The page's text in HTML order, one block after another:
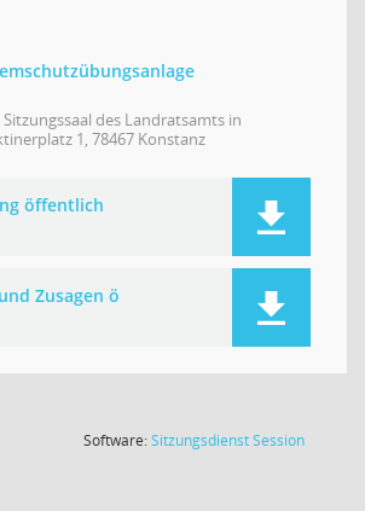
des Landratsamts in
1, 78467 Konstanz
öffentlich
Zusagen ö
Software:SitzungsdienstSession(Wird in